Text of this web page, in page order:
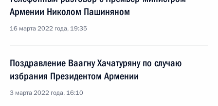
Армении Николом Пашиняном
16 марта 2022 года, 19:35
Поздравление Ваагну Хачатуряну по случаю
избрания Президентом Армении
3 марта 2022 года, 16:10